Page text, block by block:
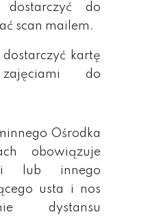
dostarczyć do
scan mailem.
kartę
ido
Ośrodka
obowiązuje
lub innego
usta i nos
dystansu